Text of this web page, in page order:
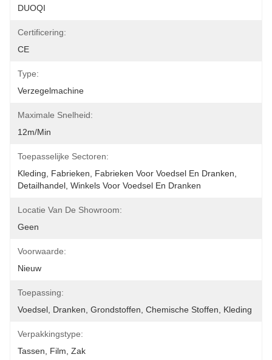
DUOQI
Certificering:
CE
Type:
Verzegelmachine
Maximale Snelheid:
12m/min
Toepasselijke Sectoren:
Kleding, Fabrieken, Fabrieken Voor Voedsel En Dranken,
Detailhandel, Winkels Voor Voedsel En Dranken
Locatie Van De Showroom:
Geen
Voorwaarde:
Nieuw
Toepassing:
Voedsel, Dranken, Grondstoffen, Chemische Stoffen, Kleding
Verpakkingstype:
Tassen, Film, Zak